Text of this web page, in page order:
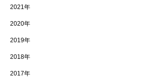
2021年
2020年
2019年
2018年
2017年